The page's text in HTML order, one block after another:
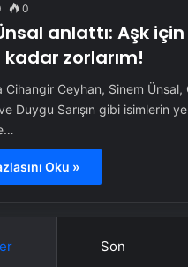
0
anlattı: Aşk
zorlarım!
Cihangir Ceyhan, Sinem Ünsal,
Duygu Sarışın gibi isimlerin
Oku »
Son